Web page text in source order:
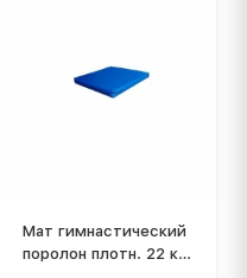
Мат гимнастический
поролон плотн. 22 кг/